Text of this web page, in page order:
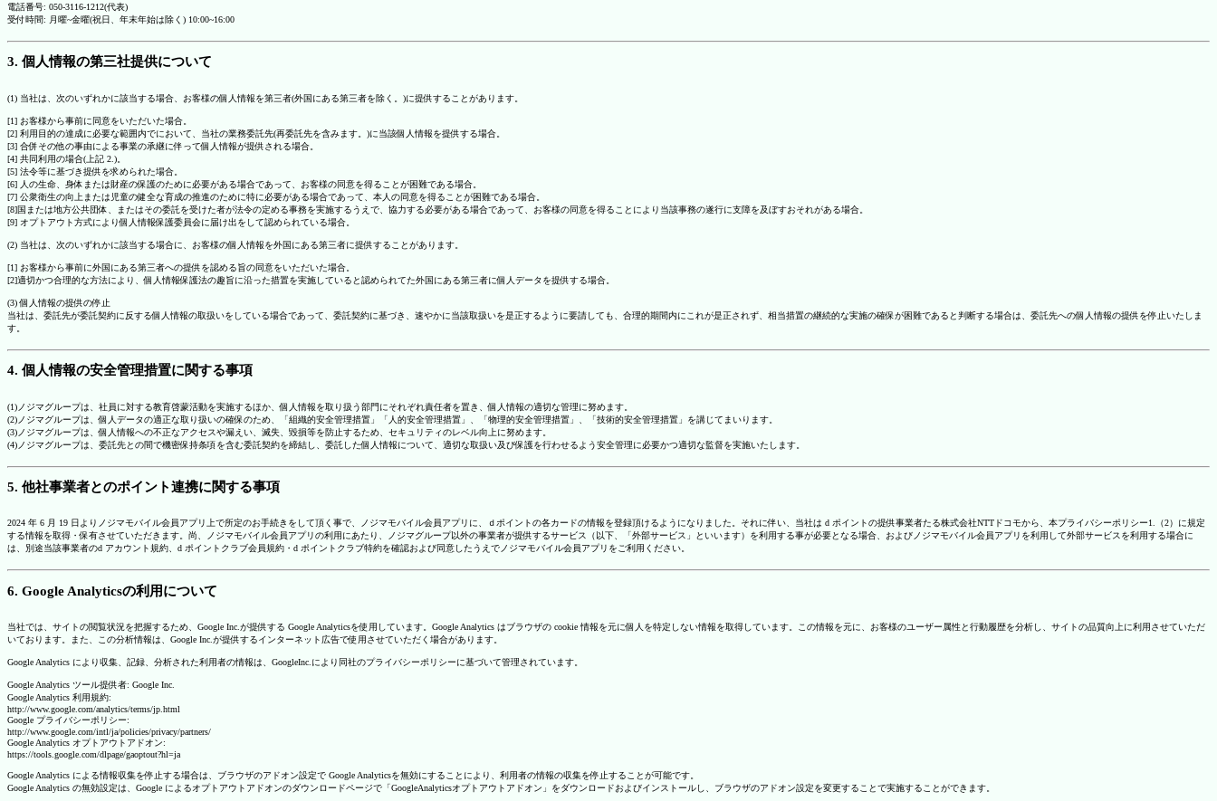
電話番号: 050-3116-1212(代表)
受付時間: 月曜~金曜(祝日、年末年始は除く) 10:00~16:00
3. 個人情報の第三社提供について
(1) 当社は、次のいずれかに該当する場合、お客様の個人情報を第三者(外国にある第三者を除く。)に提供することがあります。
[1] お客様から事前に同意をいただいた場合。
[2] 利用目的の達成に必要な範囲内でにおいて、当社の業務委託先(再委託先を含みます。)に当該個人情報を提供する場合。
[3] 合併その他の事由による事業の承継に伴って個人情報が提供される場合。
[4] 共同利用の場合(上記 2.)。
[5] 法令等に基づき提供を求められた場合。
[6] 人の生命、身体または財産の保護のために必要がある場合であって、お客様の同意を得ることが困難である場合。
[7] 公衆衛生の向上または児童の健全な育成の推進のために特に必要がある場合であって、本人の同意を得ることが困難である場合。
[8]国または地方公共団体、またはその委託を受けた者が法令の定める事務を実施するうえで、協力する必要がある場合であって、お客様の同意を得ることにより当該事務の遂行に支障を及ぼすおそれがある場合。
[9] オプトアウト方式により個人情報保護委員会に届け出をして認められている場合。
(2) 当社は、次のいずれかに該当する場合に、お客様の個人情報を外国にある第三者に提供することがあります。
[1] お客様から事前に外国にある第三者への提供を認める旨の同意をいただいた場合。
[2]適切かつ合理的な方法により、個人情報保護法の趣旨に沿った措置を実施していると認められてた外国にある第三者に個人データを提供する場合。
(3) 個人情報の提供の停止
当社は、委託先が委託契約に反する個人情報の取扱いをしている場合であって、委託契約に基づき、速やかに当該取扱いを是正するように要請しても、合理的期間内にこれが是正されず、相当措置の継続的な実施の確保が困難であると判断する場合は、委託先への個人情報の提供を停止いたしま
す。
4. 個人情報の安全管理措置に関する事項
(1)ノジマグループは、社員に対する教育啓蒙活動を実施するほか、個人情報を取り扱う部門にそれぞれ責任者を置き、個人情報の適切な管理に努めます。
(2)ノジマグループは、個人データの適正な取り扱いの確保のため、「組織的安全管理措置」「人的安全管理措置」、「物理的安全管理措置」、「技術的安全管理措置」を講じてまいります。
(3)ノジマグループは、個人情報への不正なアクセスや漏えい、滅失、毀損等を防止するため、セキュリティのレベル向上に努めます。
(4)ノジマグループは、委託先との間で機密保持条項を含む委託契約を締結し、委託した個人情報について、適切な取扱い及び保護を行わせるよう安全管理に必要かつ適切な監督を実施いたします。
5. 他社事業者とのポイント連携に関する事項
2024 年 6 月 19 日よりノジマモバイル会員アプリ上で所定のお手続きをして頂く事で、ノジマモバイル会員アプリに、ｄポイントの各カードの情報を登録頂けるようになりました。それに伴い、当社は d ポイントの提供事業者たる株式会社NTTドコモから、本プライバシーポリシー1.（2）に規定
する情報を取得・保有させていただきます。尚、ノジマモバイル会員アプリの利用にあたり、ノジマグループ以外の事業者が提供するサービス（以下、「外部サービス」といいます）を利用する事が必要となる場合、およびノジマモバイル会員アプリを利用して外部サービスを利用する場合に
は、別途当該事業者のd アカウント規約、d ポイントクラブ会員規約・d ポイントクラブ特約を確認および同意したうえでノジマモバイル会員アプリをご利用ください。
6. Google Analyticsの利用について
当社では、サイトの閲覧状況を把握するため、Google Inc.が提供する Google Analyticsを使用しています。Google Analytics はブラウザの cookie 情報を元に個人を特定しない情報を取得しています。この情報を元に、お客様のユーザー属性と行動履歴を分析し、サイトの品質向上に利用させていただ
いております。また、この分析情報は、Google Inc.が提供するインターネット広告で使用させていただく場合があります。
Google Analytics により収集、記録、分析された利用者の情報は、GoogleInc.により同社のプライバシーポリシーに基づいて管理されています。
Google Analytics ツール提供者: Google Inc.
Google Analytics 利用規約:
http://www.google.com/analytics/terms/jp.html
Google プライバシーポリシー:
http://www.google.com/intl/ja/policies/privacy/partners/
Google Analytics オプトアウトアドオン:
https://tools.google.com/dlpage/gaoptout?hl=ja
Google Analytics による情報収集を停止する場合は、ブラウザのアドオン設定で Google Analyticsを無効にすることにより、利用者の情報の収集を停止することが可能です。
Google Analytics の無効設定は、Google によるオプトアウトアドオンのダウンロードページで「GoogleAnalyticsオプトアウトアドオン」をダウンロードおよびインストールし、ブラウザのアドオン設定を変更することで実施することができます。